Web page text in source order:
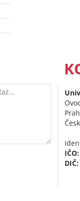
IČO:
DIČ: